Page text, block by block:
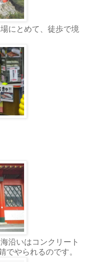
にとめて、徒歩で境
沿いはコンクリート
でやられるのです。